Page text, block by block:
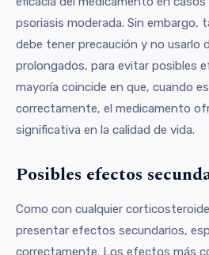
psoriasis moderada. Sin embargo,
debe tener precaución y no usarlo
prolongados, para evitar posibles
mayoría coincide en que, cuando
correctamente, el medicamento
significativa en la calidad de vida.
Posibles efectos
Como con cualquier
presentar efectos secundarios,
correctamente. Los efectos más